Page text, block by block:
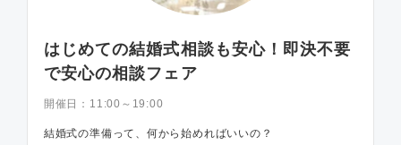
はじめての結婚式相談も安心！即決不要
で安心の相談フェア
開催日： 11:00～19:00
結婚式の準備って、何から始めればいいの？